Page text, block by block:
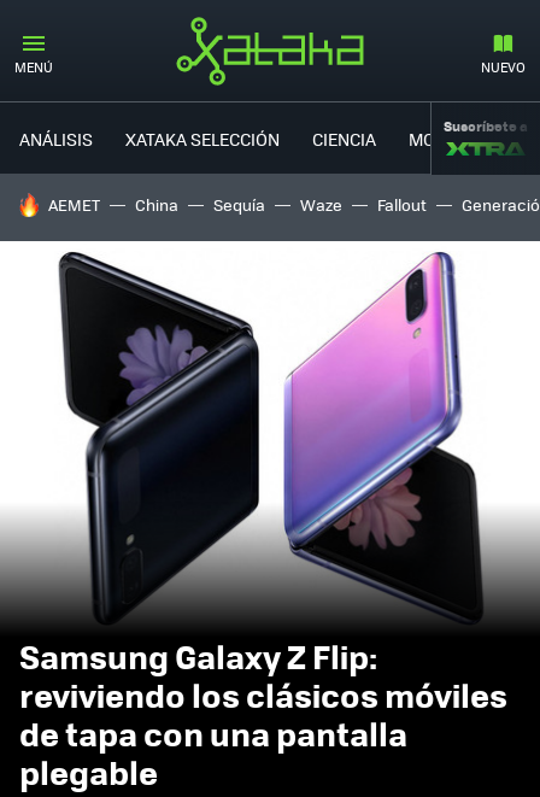
MENÚ NUEVO
ANÁLISIS XATAKA SELECCIÓN CIENCIA MOVILIDAD
Suscríbete a
HOY SE HABLA DE
AEMET China Sequía Waze Fallout
Samsung Galaxy Z Flip:
reviviendo los clásicos móviles
de tapa con una pantalla
plegable